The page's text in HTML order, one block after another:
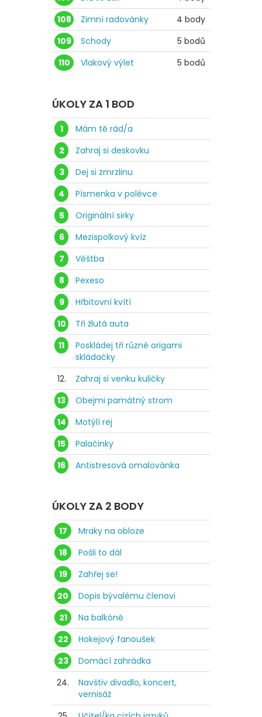
108
Zimní radovánky
4 body
109
Schody
5 bodů
110
Vlakový výlet 5 bodů
ÚKOLY ZA 1 BOD
1
Mám tě rád/a
2
Zahraj si deskovku
3
Dej si zmrzlinu
4
Písmenka v polévce
5
Originální sirky
6
Mezispolkový kvíz
7
Věštba
8
Pexeso
9
Hřbitovní kvítí
10
Tři žlutá auta
11
Poskládej tři různé origami
skládačky
12.
Zahraj si venku kuličky
13
Obejmi památný strom
14
Motýlí rej
15
Palačinky
16
Antistresová omalovánka
ÚKOLY ZA 2 BODY
17
Mraky na obloze
18
Pošli to dál
19
Zahřej se!
20
Dopis bývalému členovi
21
Na balkóně
22
Hokejový fanoušek
23
Domácí zahrádka
24.
Navštiv divadlo, koncert,
vernisáž